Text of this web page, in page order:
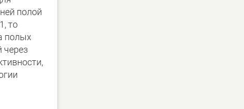
полой
то
полых
через